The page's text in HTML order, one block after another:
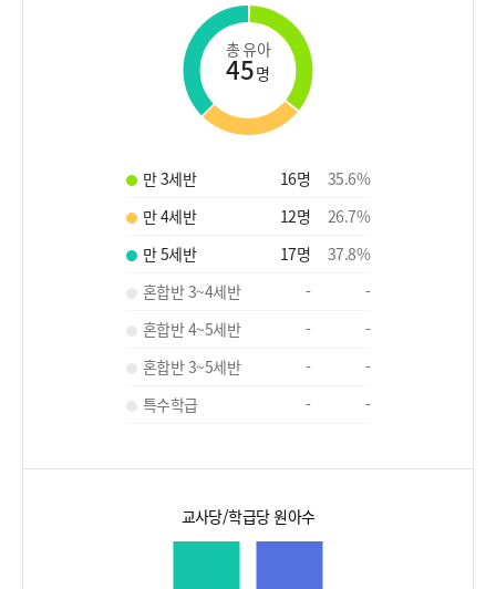
총 유아
45명
만 3세반 16명 35.6%
만 4세반
12명 26.7%
만 5세반
17명 37.8%
혼합반 3~4세반
-
-
혼합반 4~5세반
-
-
혼합반 3~5세반
-
-
특수학급
- -
교사당/학급당 원아수